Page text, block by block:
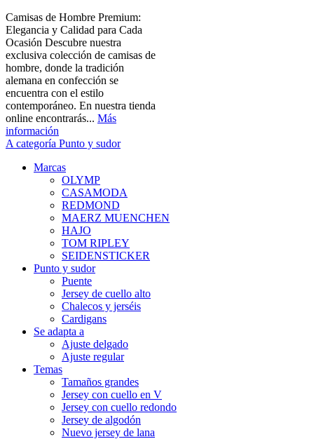
Camisas de Hombre Premium:
Elegancia y Calidad para Cada
Ocasión Descubre nuestra
exclusiva colección de camisas de
hombre, donde la tradición
alemana en confección se
encuentra con el estilo
contemporáneo. En nuestra tienda
online encontrarás... Más
información
A categoría Punto y sudor
Marcas
OLYMP
CASAMODA
REDMOND
MAERZ MUENCHEN
HAJO
TOM RIPLEY
SEIDENSTICKER
Punto y sudor
Puente
Jersey de cuello alto
Chalecos y jerséis
Cardigans
Se adapta a
Ajuste delgado
Ajuste regular
Temas
Tamaños grandes
Jersey con cuello en V
Jersey con cuello redondo
Jersey de algodón
Nuevo jersey de lana